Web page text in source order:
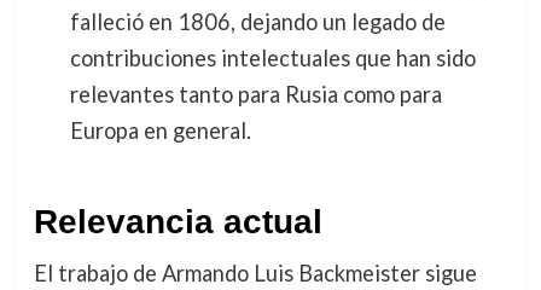
falleció en 1806, dejando un legado de
contribuciones intelectuales que han sido
relevantes tanto para Rusia como para
Europa en general.
Relevancia actual
El trabajo de Armando Luis Backmeister sigue